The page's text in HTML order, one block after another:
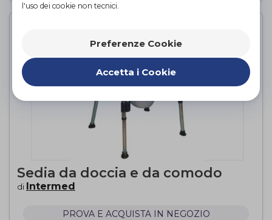
Sedia da doccia e da comodo
di Intermed
PROVA E ACQUISTA IN NEGOZIO
l'uso dei cookie non tecnici.
Preferenze Cookie
Accetta i Cookie